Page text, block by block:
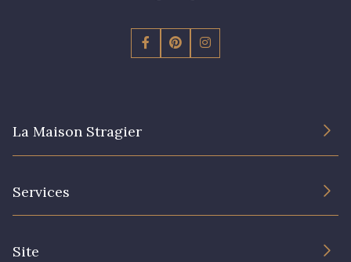
La Maison Stragier
Services
Site